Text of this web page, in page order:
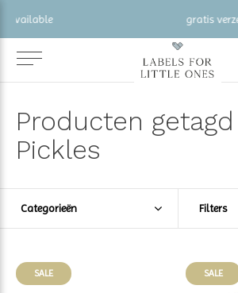
gratis verzending vanaf €100
Producten
Pickles
Categorieën Filters
SALE SALE